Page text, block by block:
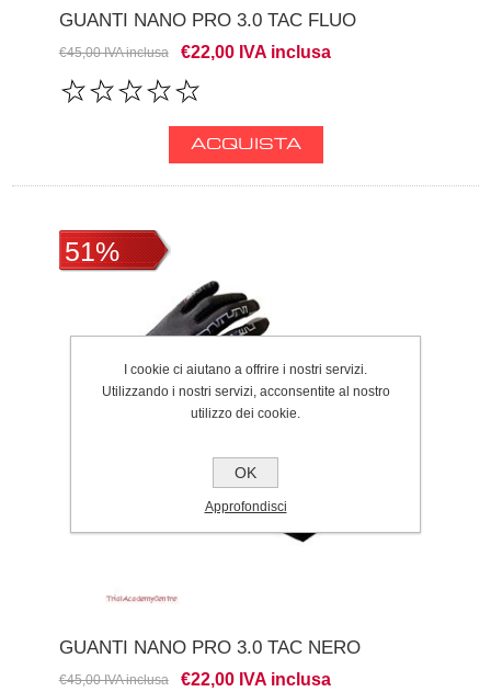
GUANTI NANO PRO 3.0 TAC FLUO
€45,00 IVA inclusa €22,00 IVA inclusa
51%
GUANTI NANO PRO 3.0 TAC NERO
€45,00 IVA inclusa €22,00 IVA inclusa
I cookie ci aiutano a offrire i nostri servizi.
Utilizzando i nostri servizi, acconsentite al nostro
utilizzo dei cookie.
OK
Approfondisci